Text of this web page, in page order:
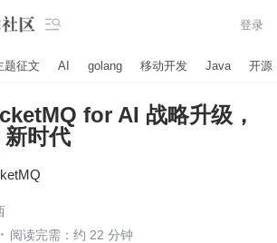
 登录
题征文 AI golang 移动开发 Java 开源
for AI 战略升级，
时代
阅读完需：约 22 分钟